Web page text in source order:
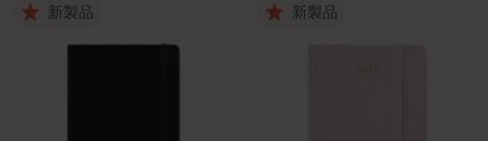
新製品 新製品